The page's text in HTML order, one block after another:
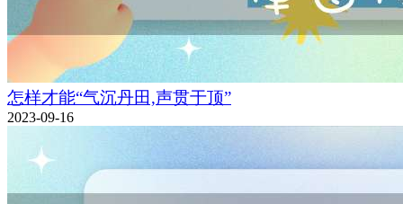
怎样才能“气沉丹田,声贯于顶”
2023-09-16